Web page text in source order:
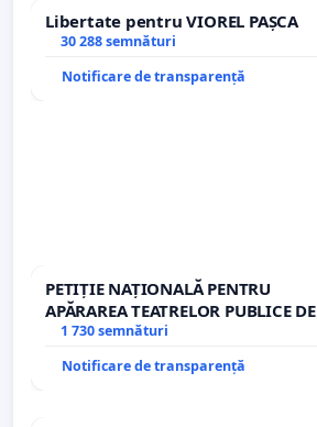
Libertate pentru VIOREL PAȘCA
30 288 semnături
Notificare de transparență
PETIȚIE NAȚIONALĂ PENTRU
APĂRAREA TEATRELOR PUBLICE DE
REPERTORIU DIN ROMÂNIA
1 730 semnături
Notificare de transparență